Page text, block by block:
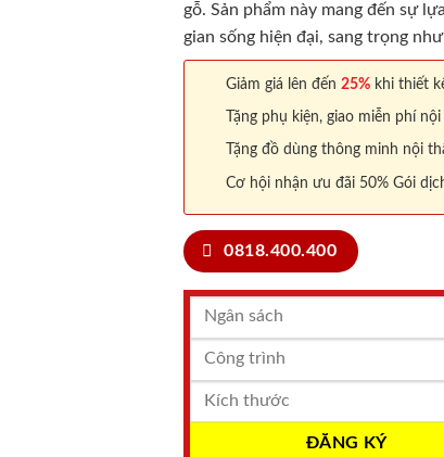
gỗ. Sản phẩm này mang đến sự
gian sống hiện đại, sang trọng
Giảm giá lên đến 25% khi thiết
Tặng phụ kiện, giao miễn phí
Tặng đồ dùng thông minh nội
Cơ hội nhận ưu đãi 50% Gói
0818.400.400